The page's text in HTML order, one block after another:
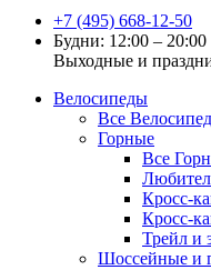
+7 (495) 668-12-50
Будни: 12:00 – 20:00
Выходные и
Велосипеды
Все
Горные
Все
Кросс-
Кросс-
Трейл и
Шоссейные и